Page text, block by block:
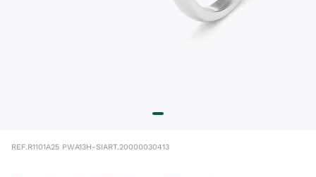
REF.R1101A25 PWA13H-SIART.20000030413